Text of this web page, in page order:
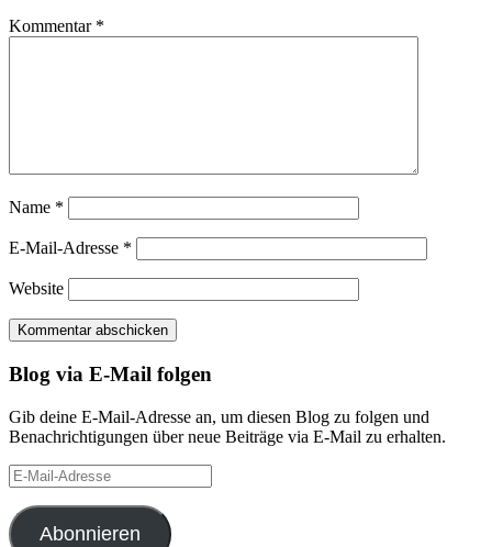
Kommentar *
Name *
E-Mail-Adresse *
Website
Blog via E-Mail folgen
Gib deine E-Mail-Adresse an, um diesen Blog zu folgen und
Benachrichtigungen über neue Beiträge via E-Mail zu erhalten.
E-
Mail-
Adresse
Abonnieren